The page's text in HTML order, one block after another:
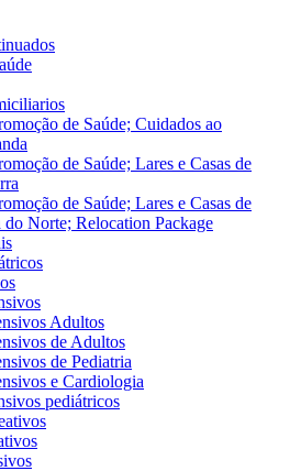
de Saúde; Cuidados ao
de Saúde; Lares e Casas de
de Saúde; Lares e Casas de
do Norte; Relocation Package
Adultos
de Adultos
de Pediatria
e Cardiologia
pediátricos